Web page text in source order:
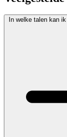
In welke talen kan